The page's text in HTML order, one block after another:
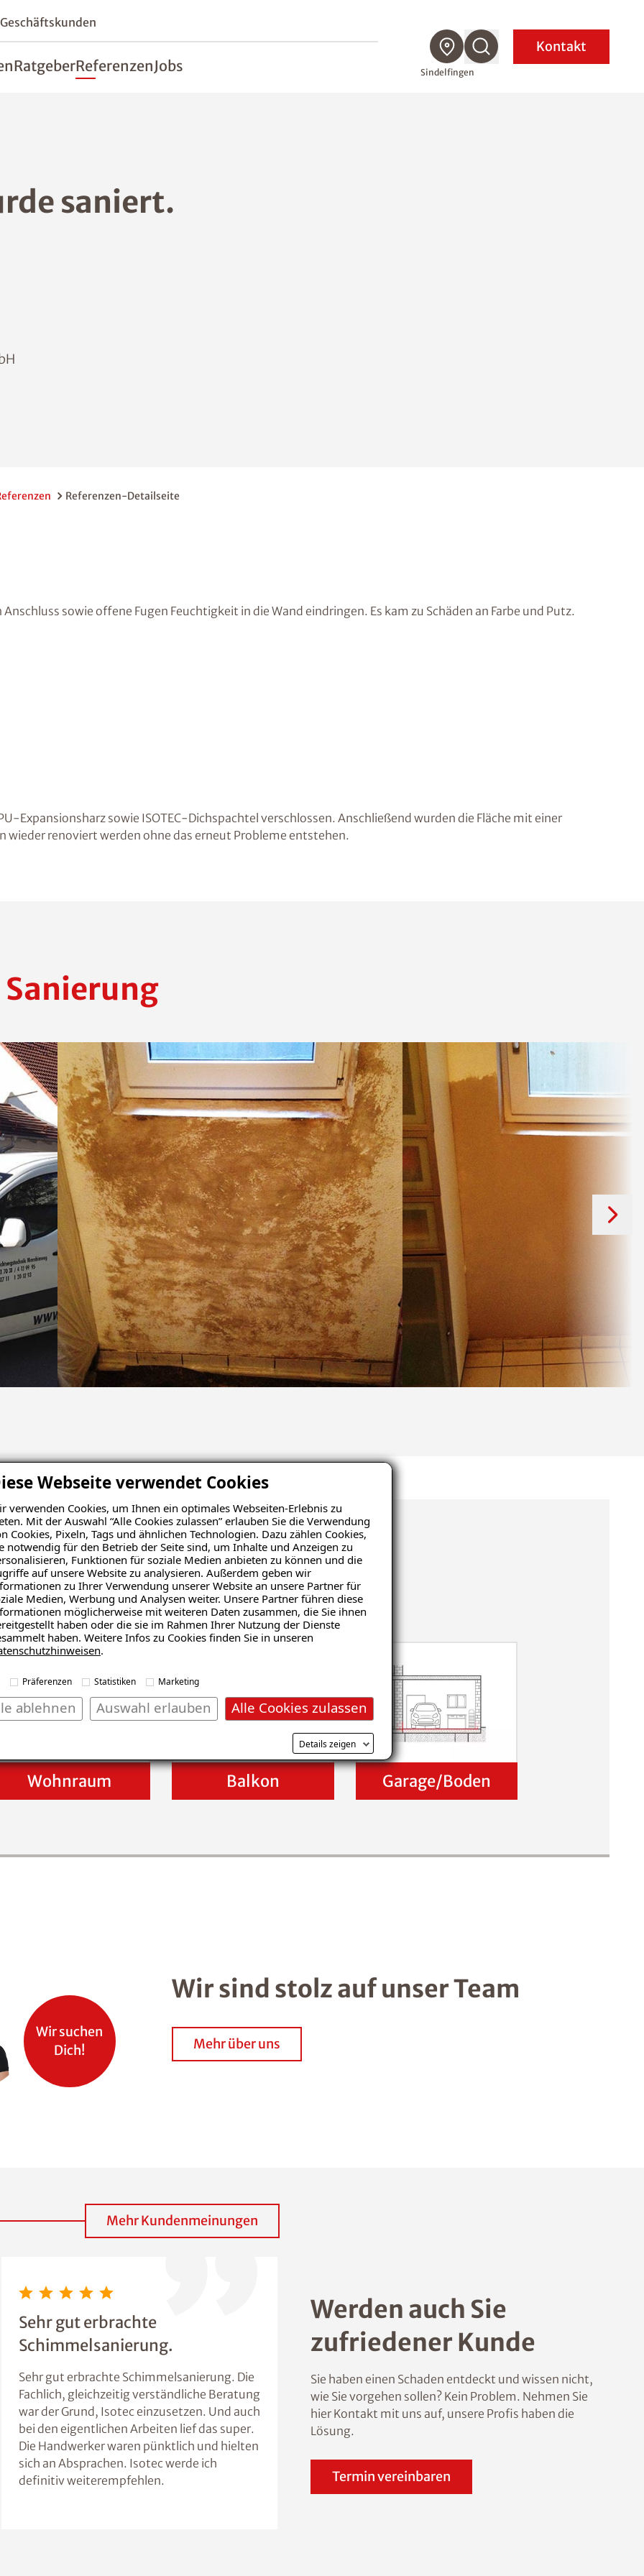
Webseite verwendet Cookies
verwenden Cookies, um Ihnen ein optimales Webseiten-Erlebnis zu
Mit der Auswahl “Alle Cookies zulassen” erlauben Sie die Verwendung
Cookies, Pixeln, Tags und ähnlichen Technologien. Dazu zählen Cookies,
notwendig für den Betrieb der Seite sind, um Inhalte und Anzeigen zu
Funktionen für soziale Medien anbieten zu können und die
auf unsere Website zu analysieren. Außerdem geben wir
zu Ihrer Verwendung unserer Website an unsere Partner für
Medien, Werbung und Analysen weiter. Unsere Partner führen diese
möglicherweise mit weiteren Daten zusammen, die Sie ihnen
haben oder die sie im Rahmen Ihrer Nutzung der Dienste
haben. Weitere Infos zu Cookies finden Sie in unseren
.
Präferenzen Statistiken Marketing
Alle Cookies zulassen
Auswahl erlauben
ablehnen
Details zeigen
Geschäftskunden
RatgeberReferenzenJobs Sindelfingen
Kontakt
saniert.
Referenzen-Detailseite
sowie offene Fugen Feuchtigkeit in die Wand eindringen. Es kam zu Schäden an Farbe und Putz.
Expansionsharz sowie ISOTEC-Dichspachtel verschlossen. Anschließend wurden die Fläche mit einer
renoviert werden ohne das erneut Probleme entstehen.
erhalten
Wohnraum Balkon Garage/Boden
Wir sind stolz auf unser Team
Mehr über uns
Wir suchen
Dich!
Mehr Kundenmeinungen
Sehr gut erbrachte
Schimmelsanierung.
Sehr gut erbrachte Schimmelsanierung. Die
Fachlich, gleichzeitig verständliche Beratung
war der Grund, Isotec einzusetzen. Und auch
bei den eigentlichen Arbeiten lief das super.
Die Handwerker waren pünktlich und hielten
sich an Absprachen. Isotec werde ich
definitiv weiterempfehlen.
Werden auch Sie
zufriedener Kunde
Sie haben einen Schaden entdeckt und wissen nicht,
wie Sie vorgehen sollen? Kein Problem. Nehmen Sie
hier Kontakt mit uns auf, unsere Profis haben die
Lösung.
Termin vereinbaren